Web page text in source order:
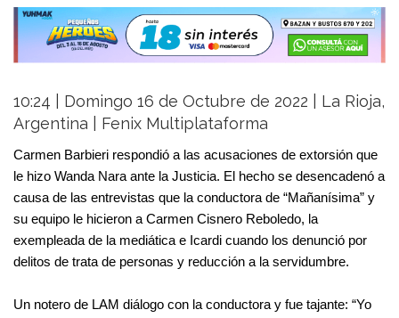
10:24 | Domingo 16 de Octubre de 2022 | La Rioja,
Argentina | Fenix Multiplataforma
Carmen Barbieri respondió a las acusaciones de extorsión que
le hizo Wanda Nara ante la Justicia. El hecho se desencadenó a
causa de las entrevistas que la conductora de “Mañanísima” y
su equipo le hicieron a Carmen Cisnero Reboledo, la
exempleada de la mediática e Icardi cuando los denunció por
delitos de trata de personas y reducción a la servidumbre.
Un notero de LAM diálogo con la conductora y fue tajante: “Yo